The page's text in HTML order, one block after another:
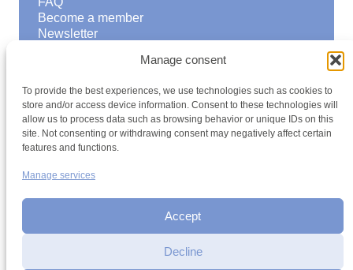
Manage consent
To provide the best experiences, we use technologies such as cookies to
store and/or access device information. Consent to these technologies will
allow us to process data such as browsing behavior or unique IDs on this
site. Not consenting or withdrawing consent may negatively affect certain
features and functions.
Manage services
Accept
Decline
Become a member
Newsletter
Find a youth hostel
Discover activities
School Trips and group excursions
Teambuilding
Youth Hostels Luxembourg NPO